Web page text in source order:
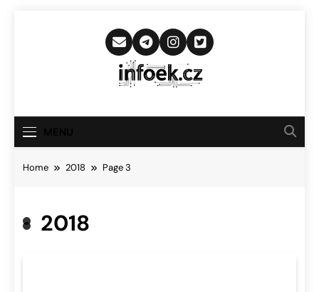
Infoek.cz
Novinkám
Home 2018 Page 3
2018